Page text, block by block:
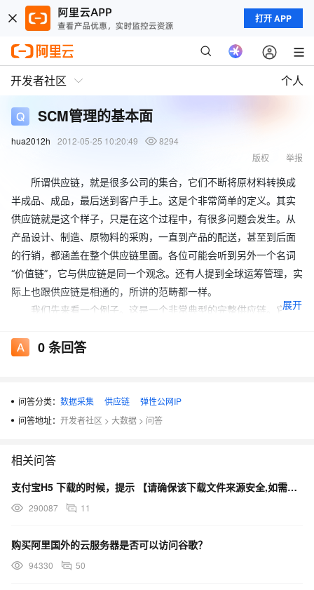
打开 APP
开发者社区 个人
SCM管理的基本面
hua2012h 2012-05-25 10:20:49
8294
举报
版权
所谓供应链，就是很多公司的集合，它们不断将原材料转换成
半成品、成品，最后送到客户手上。这是个非常简单的定义。其实
供应链就是这个样子，只是在这个过程中，有很多问题会发生。从
产品设计、制造、原物料的采购，一直到产品的配送，甚至到后面
的行销，都涵盖在整个供应链里面。各位可能会听到另外一个名词
“价值链”，它与供应链是同一个观念。还有人提到全球运筹管理，实
际上也跟供应链是相通的，所讲的范畴都一样。
我们先来看一个例子。这是一个非常典型的完整供应链。它从
不同区域的工厂，生产的是不同型号的产品，或者生产产品里面的
户。一般把供应链分为两部分，一是制造，另一个是配销。这两部
分的管理手法不一样，不能互换。另外一种分法，是把它分成“供应”
提出一个新的名词叫“需求链”，跟“供应链”有明显区隔。不过，我觉
这就是我们讲的供需平衡问题。
供应链有很多种，比如纺织供应链、制造供应链、IC供应链、
个问题得要解决，我们叫“Bullwhip”，即“鞭子效应”。一个鞭子你稍
微一甩，尖的那个地方的波动就会比较大。市场是消费者的天下，
展开
0条回答
问答分类： 数据采集 供应链
弹性公网IP
问答地址： 开发者社区 > 大数据 > 问答
相关问答
支付宝H5 下载的时候，提示 【请确保该下载文件来源安全,如需浏览,请长按网址复制后使用浏览器访问】
290087 11
购买阿里国外的云服务器是否可以访问谷歌？
94330 50